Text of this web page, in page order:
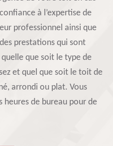
à l’expertise de
professionnel ainsi que
prestations qui sont
que soit le type de
et quel que soit le toit de
arrondi ou plat. Vous
heures de bureau pour de